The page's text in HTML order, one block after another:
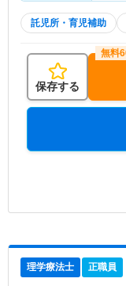
託児所・育児補助
保存する
理学療法士 正職員